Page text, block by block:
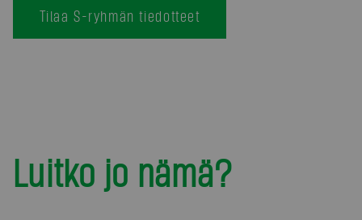
Tilaa S-ryhmän tiedotteet
Luitko jo nämä?